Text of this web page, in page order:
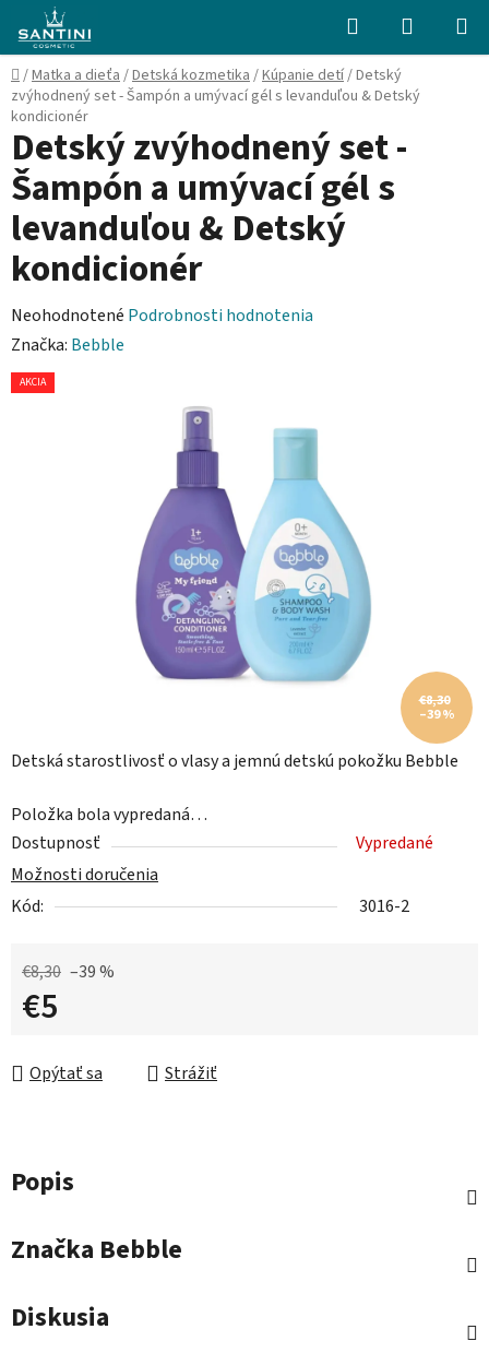
Prejsť
obsah
Hľadať
KOŠÍK
Domov
/Matka a dieťa/Detská kozmetika/Kúpanie detí/Detský
zvýhodnený set - Šampón a umývací gél s levanduľou & Detský
kondicionér
Detská starostlivosť o vlasy a jemnú detskú pokožku Bebble
Položka bola vypredaná…
Dostupnosť
Vypredané
Možnosti doručenia
Kód:
3016-2
€8,30 –39 %
€5
Opýtať sa
Strážiť
Detský zvýhodnený set -
Šampón a umývací gél s
levanduľou & Detský
kondicionér
Priemerné
hodnotenie
produktu
Neohodnotené Podrobnosti hodnotenia
Značka: Bebble
AKCIA
€8,30
–39 %
Popis
Značka Bebble
Diskusia